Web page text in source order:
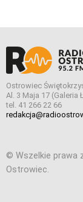
Ostrowiec
Al. 3 Maja 17 (Galeria
tel. 41 266 22 66
© Wszelkie prawa
Ostrowiec.